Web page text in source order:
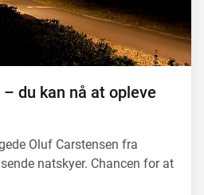
du kan nå at opleve
Oluf Carstensen fra
natskyer. Chancen for at